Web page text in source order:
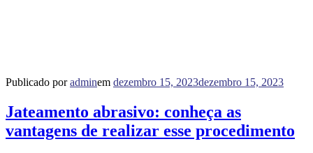
Publicado poradminem dezembro 15, 2023dezembro 15, 2023
Jateamento abrasivo: conheça as
vantagens de realizar esse procedimento